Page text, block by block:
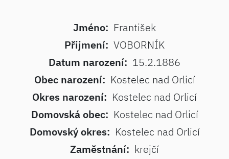
Jméno: František
Přijmení: VOBORNÍK
Datum narození: 15.2.1886
Obec narození: Kostelec nad Orlicí
Okres narození: Kostelec nad Orlicí
Domovská obec: Kostelec nad Orlicí
Domovský okres: Kostelec nad Orlicí
Zaměstnání: krejčí